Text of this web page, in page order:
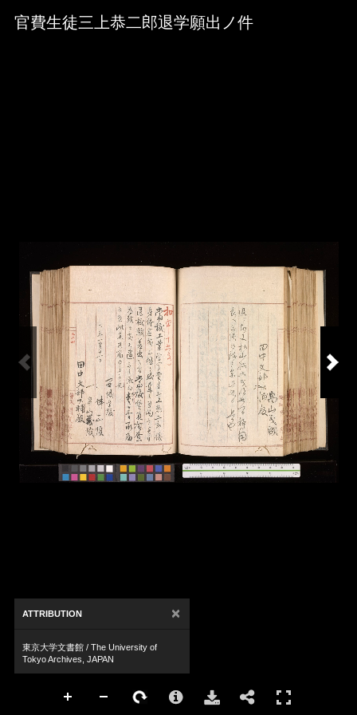
Media Viewer
官費生徒三上恭二郎退学願出ノ件
ATTRIBUTION ×
東京大学文書館 / The University of
Tokyo Archives, JAPAN